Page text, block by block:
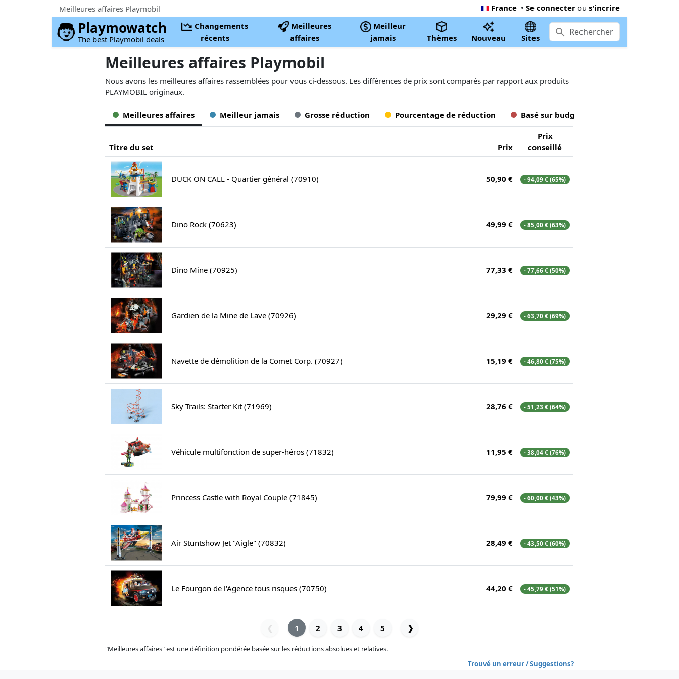
Meilleures affaires Playmobil France • Se connecter ou s'incrire
Playmowatch
The best Playmobil deals
Changements
récents
Meilleures
affaires
Meilleur
jamais
Thèmes Nouveau Sites
Meilleures affaires Playmobil
Nous avons les meilleures affaires rassemblées pour vous ci-dessous. Les différences de prix sont comparés par rapport aux produits
PLAYMOBIL originaux.
Meilleures affaires Meilleur jamais Grosse réduction Pourcentage de réduction Basé sur budget
Titre du set Prix
Prix
conseillé
DUCK ON CALL - Quartier général (70910) 50,90 € - 94,09 € (65%)
Dino Rock (70623) 49,99 € - 85,00 € (63%)
Dino Mine (70925) 77,33 € - 77,66 € (50%)
Gardien de la Mine de Lave (70926) 29,29 € - 63,70 € (69%)
Navette de démolition de la Comet Corp. (70927) 15,19 € - 46,80 € (75%)
Sky Trails: Starter Kit (71969) 28,76 € - 51,23 € (64%)
Véhicule multifonction de super-héros (71832) 11,95 € - 38,04 € (76%)
Princess Castle with Royal Couple (71845) 79,99 € - 60,00 € (43%)
Air Stuntshow Jet "Aigle" (70832) 28,49 € - 43,50 € (60%)
Le Fourgon de l'Agence tous risques (70750) 44,20 € - 45,79 € (51%)
❮ 1 2 3 4 5 ❯
"Meilleures affaires" est une définition pondérée basée sur les réductions absolues et relatives.
Trouvé un erreur / Suggestions?